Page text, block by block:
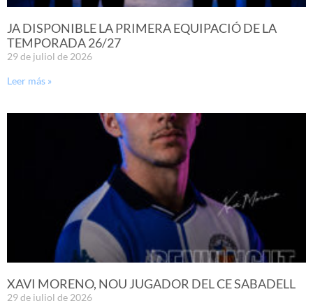
JA DISPONIBLE LA PRIMERA EQUIPACIÓ DE LA
TEMPORADA 26/27
29 de juliol de 2026
Leer más »
XAVI MORENO, NOU JUGADOR DEL CE SABADELL
29 de juliol de 2026